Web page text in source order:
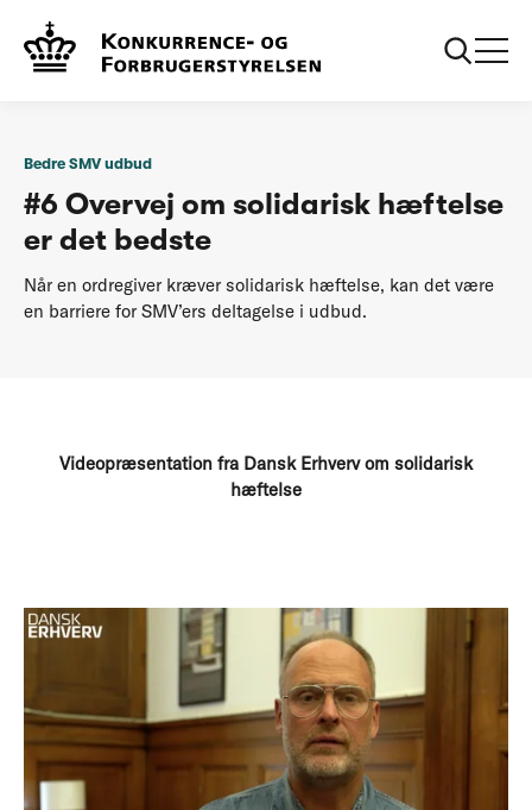
Bedre SMV
udbud
bedste
Bedre SMV udbud
#6 Overvej om solidarisk hæftelse
er det bedste
Når en ordregiver kræver solidarisk hæftelse, kan det være
en barriere for SMV’ers deltagelse i udbud.
Videopræsentation fra Dansk Erhverv om solidarisk
hæftelse